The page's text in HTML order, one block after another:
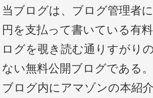
当ブログは、ブログ管理者
円を支払って書いている有
ログを覗き読む通りすがり
ない無料公開ブログである。
ブログ内にアマゾンの本紹